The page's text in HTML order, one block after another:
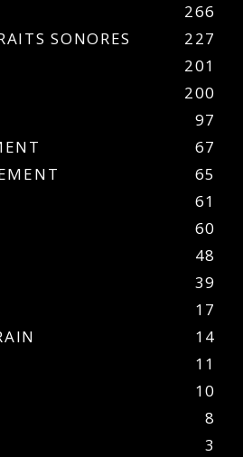
266
SONORES
227
201
200
97
67
65
61
60
48
39
17
14
11
10
8
3